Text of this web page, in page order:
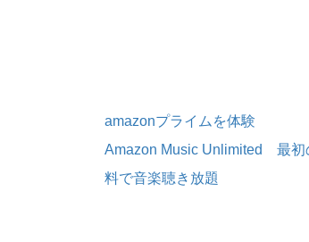
amazonプライムを体験
Amazon Music Unlimited 最初
料で音楽聴き放題